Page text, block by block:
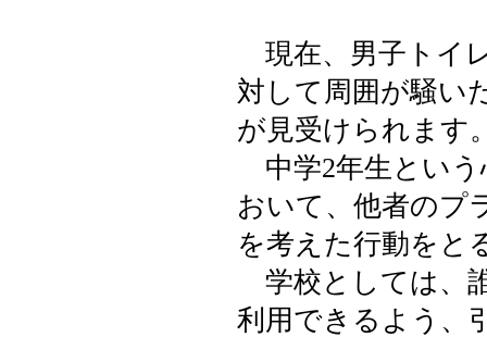
現在、男子トイ
対して周囲が騒い
が見受けられます
中学2年生という
おいて、他者のプ
を考えた行動をと
学校としては、
利用できるよう、